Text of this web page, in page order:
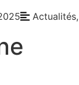
Actualités,